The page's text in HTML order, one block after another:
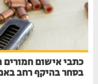
בסחר בהיקף רחב